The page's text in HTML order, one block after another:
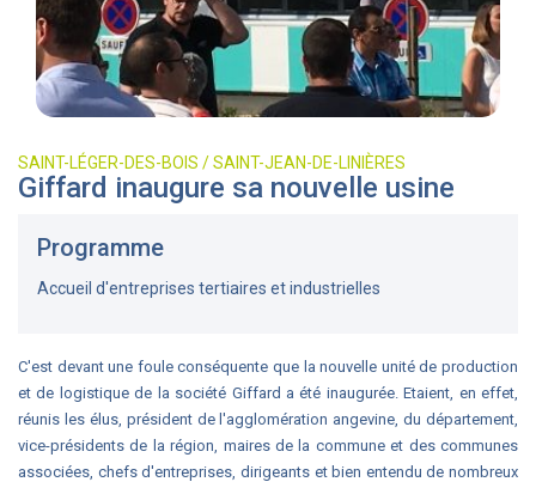
SAINT-LÉGER-DES-BOIS / SAINT-JEAN-DE-LINIÈRES
Giffard inaugure sa nouvelle usine
Programme
Accueil d'entreprises tertiaires et industrielles
C'est devant une foule conséquente que la nouvelle unité de production
et de logistique de la société Giffard a été inaugurée. Etaient, en effet,
réunis les élus, président de l'agglomération angevine, du département,
vice-présidents de la région, maires de la commune et des communes
associées, chefs d'entreprises, dirigeants et bien entendu de nombreux